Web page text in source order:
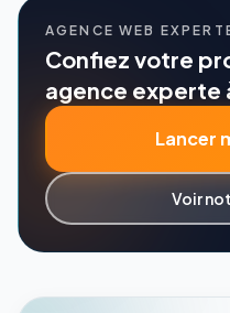
AGENCE WEB
Confiez votre
agence experte
Lancer
Voir